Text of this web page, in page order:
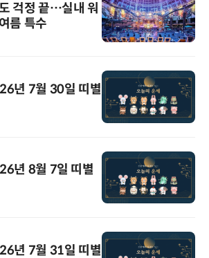
걱정 끝…실내 워
름 특수
년 7월 30일 띠별
년 8월 7일 띠별
년 7월 31일 띠별